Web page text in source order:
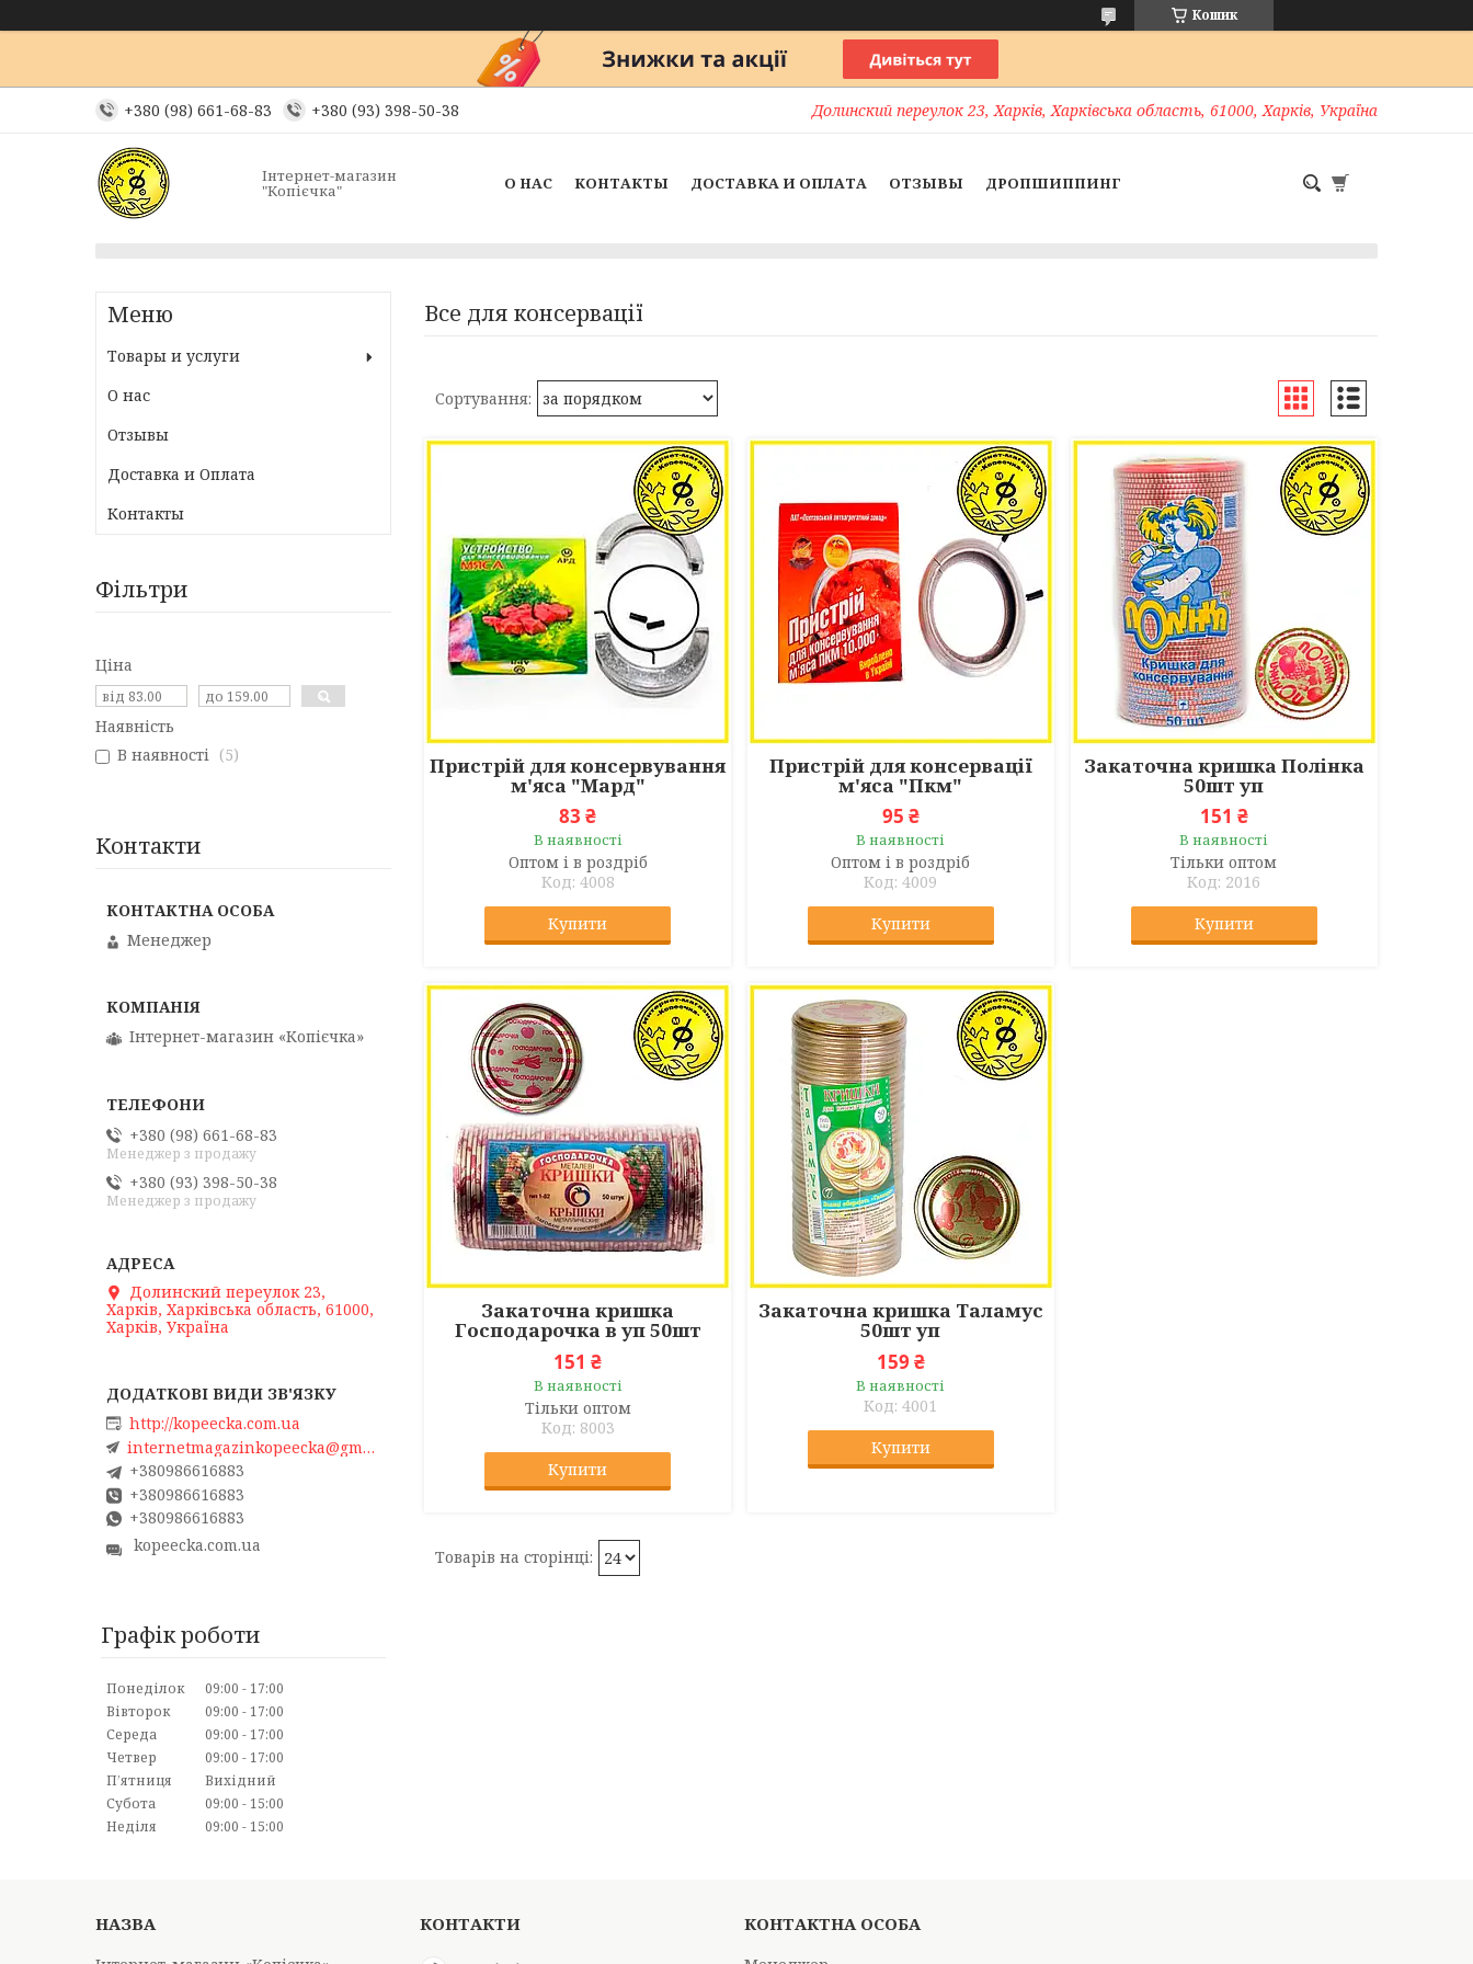
Кошик
+380 (98) 661-68-83 +380 (93) 398-50-38 Долинский переулок 23, Харків, Харківська область, 61000, Харків, Україна
Інтернет-магазин
"Копієчка" О НАС КОНТАКТЫ ДОСТАВКА И ОПЛАТА ОТЗЫВЫ ДРОПШИППИНГ
Все для консервації
Пристрій для консервування
м'яса "Мард"
83 ₴
В наявності
Оптом і в роздріб
4008
Купити
Пристрій для консервації
м'яса "Пкм"
95 ₴
В наявності
Оптом і в роздріб
4009
Купити
Закаточна кришка Полінка
50шт уп
151 ₴
В наявності
Тільки оптом
2016
Купити
Закаточна кришка
Господарочка в уп 50шт
151 ₴
В наявності
Тільки оптом
8003
Купити
Закаточна кришка Таламус
50шт уп
159 ₴
В наявності
4001
Купити
Товары и услуги
О нас
Отзывы
Доставка и Оплата
Контакты
Фільтри
Ціна
Наявність
В наявності
5
Контакти
Менеджер
Інтернет-магазин «Копієчка»
+380 (98) 661-68-83
Менеджер з продажу
+380 (93) 398-50-38
Менеджер з продажу
Долинский переулок 23,
Харків, Харківська область, 61000,
Харків, Україна
http://kopeecka.com.ua
internetmagazinkopeecka@gmail.com
+380986616883
+380986616883
+380986616883
kopeecka.com.ua
Графік роботи
Понеділок 09:00
17:00
Вівторок
09:00
17:00
Середа
09:00
17:00
Четвер
09:00
17:00
Пʼятниця
Вихідний
Субота
09:00
15:00
Неділя
09:00 15:00